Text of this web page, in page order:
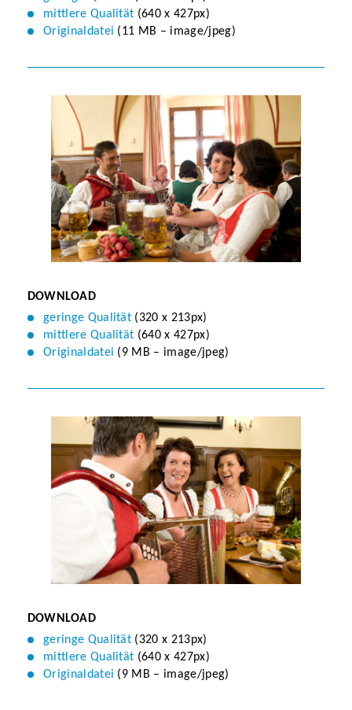
mittlere Qualität (640 x 427px)
Originaldatei (11 MB – image/jpeg)
DOWNLOAD
geringe Qualität (320 x 213px)
mittlere Qualität (640 x 427px)
Originaldatei (9 MB – image/jpeg)
DOWNLOAD
geringe Qualität (320 x 213px)
mittlere Qualität (640 x 427px)
Originaldatei (9 MB – image/jpeg)